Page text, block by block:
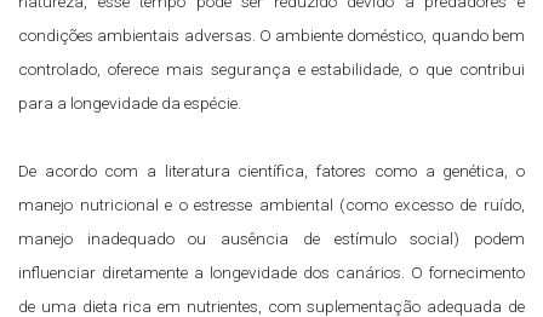
condições ambientais adversas. O ambiente doméstico, quando bem
controlado, oferece mais segurança e estabilidade, o que contribui
para a longevidade da espécie.
De acordo com a literatura científica, fatores como a genética, o
manejo nutricional e o estresse ambiental (como excesso de ruído,
manejo inadequado ou ausência de estímulo social) podem
influenciar diretamente a longevidade dos canários. O fornecimento
de uma dieta rica em nutrientes, com suplementação adequada de